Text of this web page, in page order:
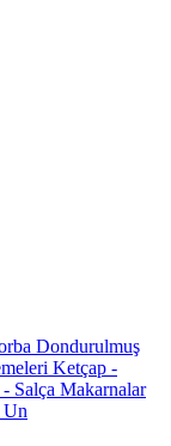
Dondurulmuş
Ketçap -
Salça Makarnalar
Un